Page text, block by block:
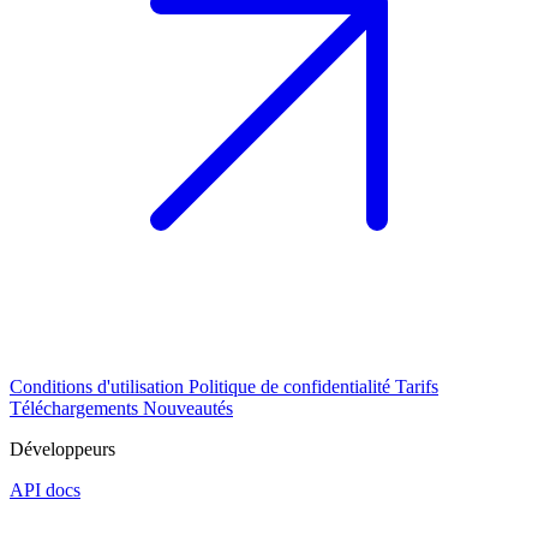
Conditions d'utilisation Politique de confidentialité Tarifs
Téléchargements Nouveautés
Développeurs
API docs